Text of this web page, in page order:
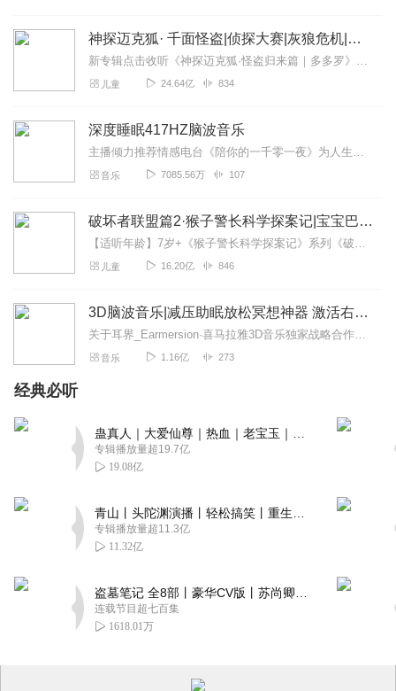
神探迈克狐· 千面怪盗|侦探大赛|灰狼危机|多多罗
新专辑点击收听《神探迈克狐·怪盗归来篇｜多多罗》！！！>>>点击进入主播橱窗购买《神探迈克狐》系列图书吧!<<<多多罗故事【点击前往】收听多多罗其他好玩有趣的故...
儿童 24.64亿 834
深度睡眠417HZ脑波音乐
主播倾力推荐情感电台《陪你的一千零一夜》为人生提供源源不断的储备能量·3D音乐疗愈品牌。设计制作全站爆款《深度睡眠417HZ脑波音乐》。·独家高质的课程体系。覆...
音乐 7085.56万 107
破坏者联盟篇2·猴子警长科学探案记|宝宝巴士故事
【适听年龄】7岁+《猴子警长科学探案记》系列《破坏者联盟篇1·猴子警长科学探案记》>>>《破坏者联盟篇2·猴子警长科学探案记》>>>《破坏者联盟篇3·猴子警长科...
儿童 16.20亿 846
3D脑波音乐|减压助眠放松冥想神器 激活右脑学习必备
关于耳界_Earmersion·喜马拉雅3D音乐独家战略合作伙伴。合作对象包括有声的紫襟、音乐星球等，签约众多独立音乐人，拥有包含千首3D功能性音乐内容版权曲库...
音乐 1.16亿 273
经典必听
专辑播放量超19.7亿
19.08亿
专辑播放量超11.3亿
11.32亿
连载节目超七百集
1618.01万